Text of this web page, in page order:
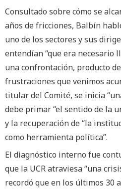
Consultado sobre cómo se
años de fricciones, Balbín
uno de los sectores y sus
entendían “que era necesario
una confrontación, producto
frustraciones que venimos
titular del Comité, se inicia
debe primar “el sentido de la
y la recuperación de “la
como herramienta política”.
El diagnóstico interno fue
que la UCR atraviesa “una
recordó que en los últimos 30